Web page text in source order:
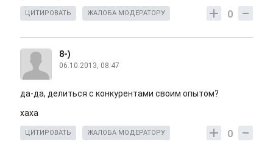
0
ЦИТИРОВАТЬ ЖАЛОБА МОДЕРАТОРУ
8-)
06.10.2013, 08:47
да-да, делиться с конкурентами своим опытом?
хаха
0
ЦИТИРОВАТЬ ЖАЛОБА МОДЕРАТОРУ